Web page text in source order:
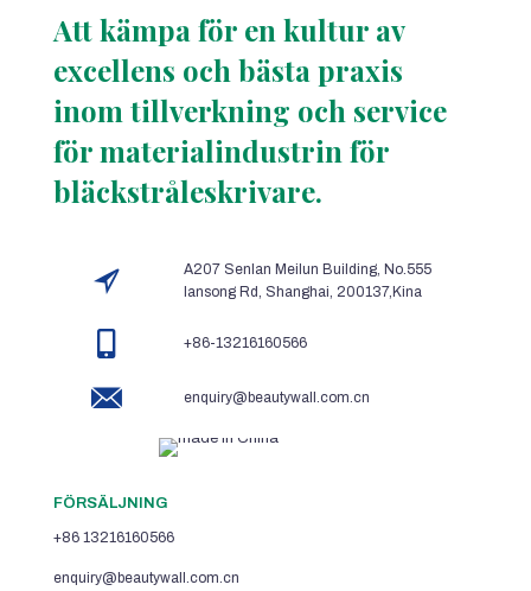
Att kämpa för en kultur av
excellens och bästa praxis
inom tillverkning och service
för materialindustrin för
bläckstråleskrivare.
A207 Senlan Meilun Building, No.555
lansong Rd, Shanghai, 200137,Kina
+86-13216160566
enquiry@beautywall.com.cn
FÖRSÄLJNING
+86 13216160566
enquiry@beautywall.com.cn